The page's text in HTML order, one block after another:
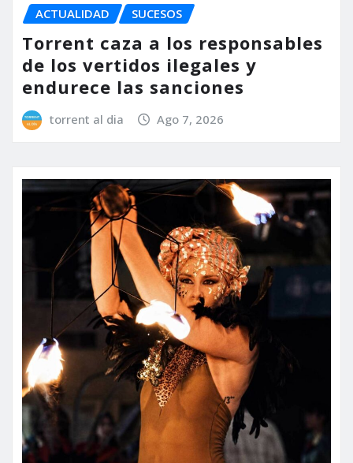
ACTUALIDAD SUCESOS
Torrent caza a los responsables
de los vertidos ilegales y
endurece las sanciones
torrent al dia Ago 7, 2026